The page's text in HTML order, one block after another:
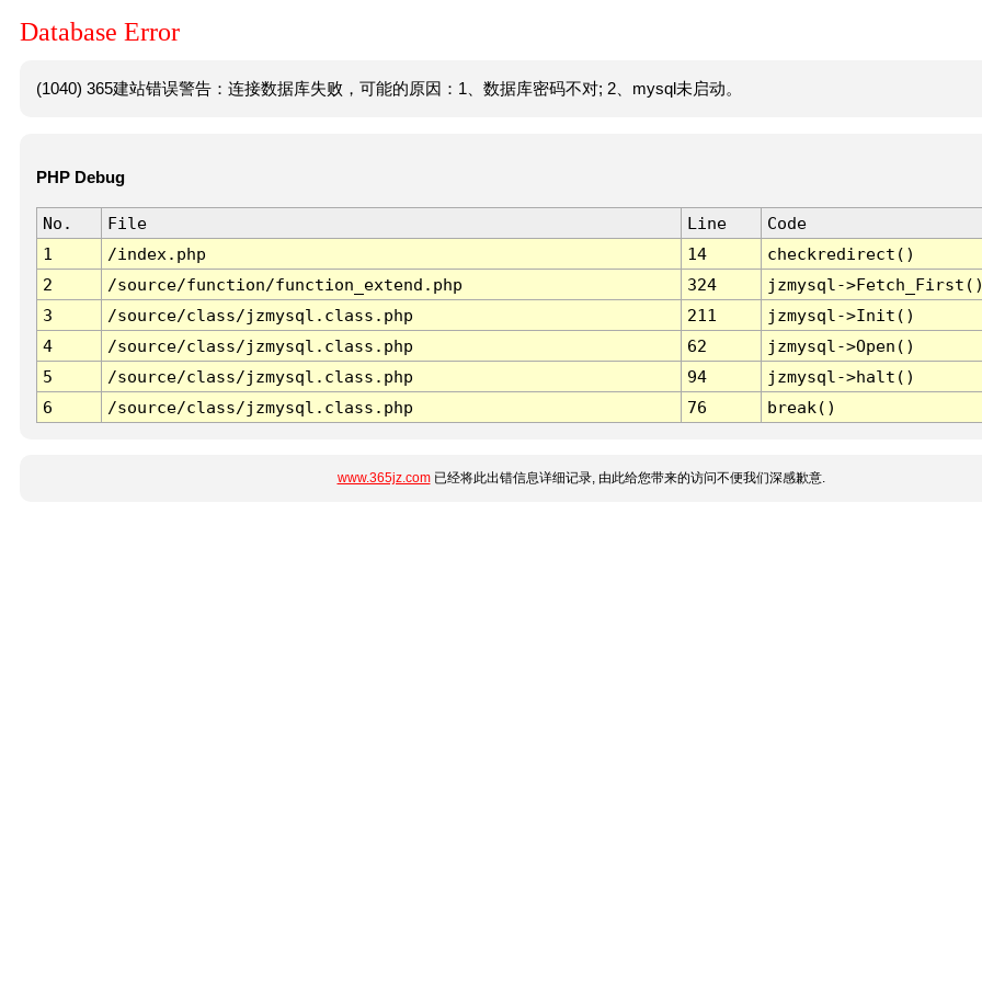
Database Error
(1040) 365建站错误警告：连接数据库失败，可能的原因：1、数据库密码不对; 2、mysql未启动。
PHP Debug
No. File Line
Code
1
/index.php 14
checkredirect()
2
/source/function/function_extend.php 324
jzmysql-
3
/source/class/jzmysql.class.php 211
jzmysql->Init()
4
/source/class/jzmysql.class.php 62
jzmysql->Open()
5
/source/class/jzmysql.class.php 94
jzmysql->halt()
6
/source/class/jzmysql.class.php 76 break()
www.365jz.com已经将此出错信息详细记录, 由此给您带来的访问不便我们深感歉意.